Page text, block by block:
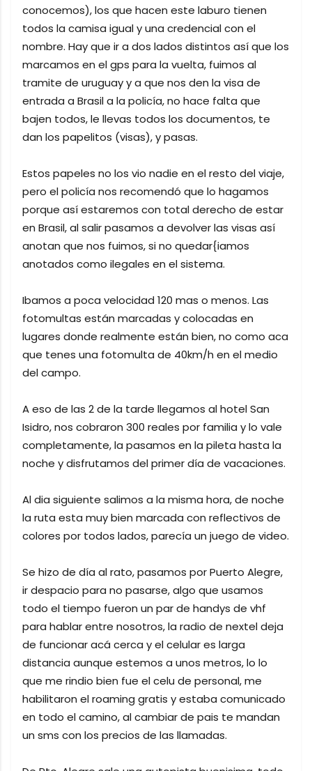
conocemos), los que hacen este laburo tienen
todos la camisa igual y una credencial con el
nombre. Hay que ir a dos lados distintos así que los
marcamos en el gps para la vuelta, fuimos al
tramite de uruguay y a que nos den la visa de
entrada a Brasil a la policía, no hace falta que
bajen todos, le llevas todos los documentos, te
dan los papelitos (visas), y pasas.
Estos papeles no los vio nadie en el resto del viaje,
pero el policía nos recomendó que lo hagamos
porque así estaremos con total derecho de estar
en Brasil, al salir pasamos a devolver las visas así
anotan que nos fuimos, si no quedar{iamos
anotados como ilegales en el sistema.
Ibamos a poca velocidad 120 mas o menos. Las
fotomultas están marcadas y colocadas en
lugares donde realmente están bien, no como aca
que tenes una fotomulta de 40km/h en el medio
del campo.
A eso de las 2 de la tarde llegamos al hotel San
Isidro, nos cobraron 300 reales por familia y lo vale
completamente, la pasamos en la pileta hasta la
noche y disfrutamos del primer día de vacaciones.
Al dia siguiente salimos a la misma hora, de noche
la ruta esta muy bien marcada con reflectivos de
colores por todos lados, parecía un juego de video.
Se hizo de día al rato, pasamos por Puerto Alegre,
ir despacio para no pasarse, algo que usamos
todo el tiempo fueron un par de handys de vhf
para hablar entre nosotros, la radio de nextel deja
de funcionar acá cerca y el celular es larga
distancia aunque estemos a unos metros, lo lo
que me rindio bien fue el celu de personal, me
habilitaron el roaming gratis y estaba comunicado
en todo el camino, al cambiar de pais te mandan
un sms con los precios de las llamadas.